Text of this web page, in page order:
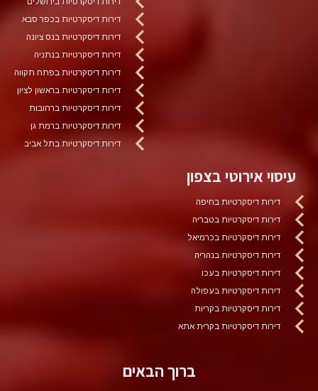
דירות דיסקרטיות בכפר סבא
דירות דיסקרטיות בנס ציונה
דירות דיסקרטיות בנתניה
דירות דיסקרטיות בפתח תקווה
דירות דיסקרטיות בראשון לציון
דירות דיסקרטיות ברחובות
דירות דיסקרטיות ברמת גן
דירות דיסקרטיות בתל אביב
עיסוי אירוטי בצפון
דירות דיסקרטיות בחיפה
דירות דיסקרטיות בטבריה
דירות דיסקרטיות בכרמיאל
דירות דיסקרטיות בנהריה
דירות דיסקרטיות בעכו
דירות דיסקרטיות בעפולה
דירות דיסקרטיות בקריות
דירות דיסקרטיות בקרית אתא
ברוך הבאים